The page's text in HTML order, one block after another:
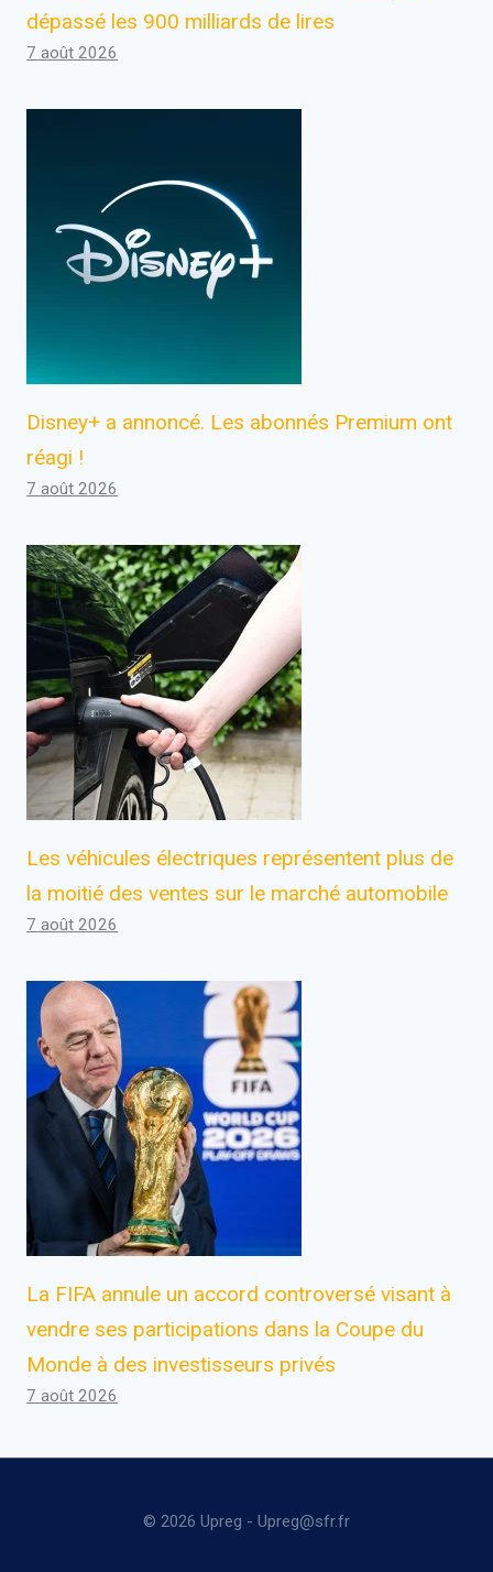
dépassé les 900 milliards de lires
7 août 2026
Disney+ a annoncé. Les abonnés Premium ont
réagi !
7 août 2026
Les véhicules électriques représentent plus de
la moitié des ventes sur le marché automobile
7 août 2026
La FIFA annule un accord controversé visant à
vendre ses participations dans la Coupe du
Monde à des investisseurs privés
7 août 2026
© 2026 Upreg - Upreg@sfr.fr